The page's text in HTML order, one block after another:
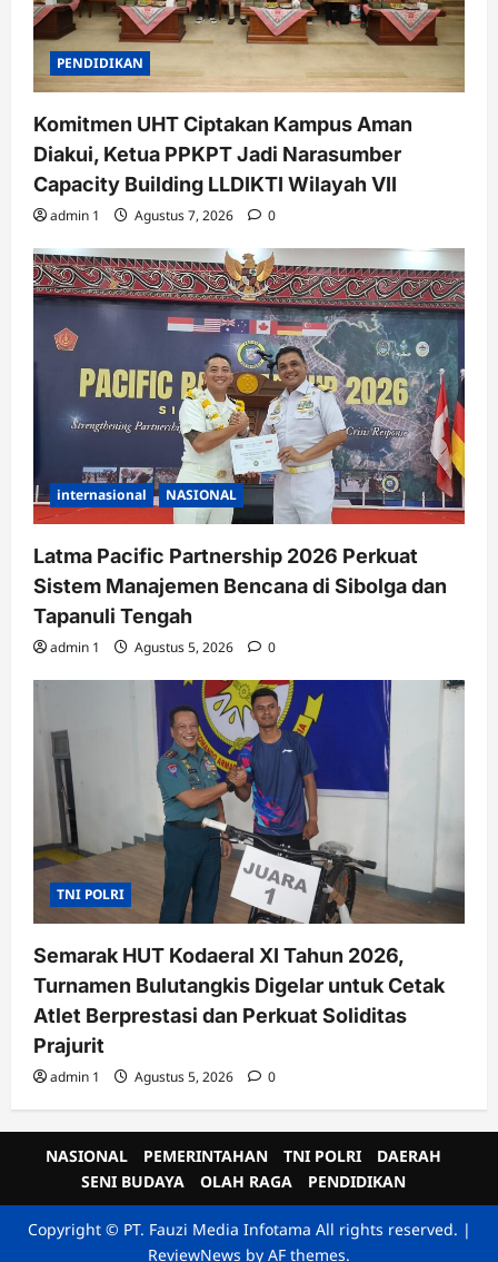
PENDIDIKAN
Komitmen UHT Ciptakan Kampus Aman
Diakui, Ketua PPKPT Jadi Narasumber
Capacity Building LLDIKTI Wilayah VII
admin 1 Agustus 7, 2026 0
internasional NASIONAL
Latma Pacific Partnership 2026 Perkuat
Sistem Manajemen Bencana di Sibolga dan
Tapanuli Tengah
admin 1 Agustus 5, 2026 0
TNI POLRI
Semarak HUT Kodaeral XI Tahun 2026,
Turnamen Bulutangkis Digelar untuk Cetak
Atlet Berprestasi dan Perkuat Soliditas
Prajurit
admin 1 Agustus 5, 2026 0
NASIONAL PEMERINTAHAN TNI POLRI
DAERAH
SENI BUDAYA
OLAH RAGA PENDIDIKAN
Copyright © PT. Fauzi Media Infotama All rights reserved. |
ReviewNews by AF themes.